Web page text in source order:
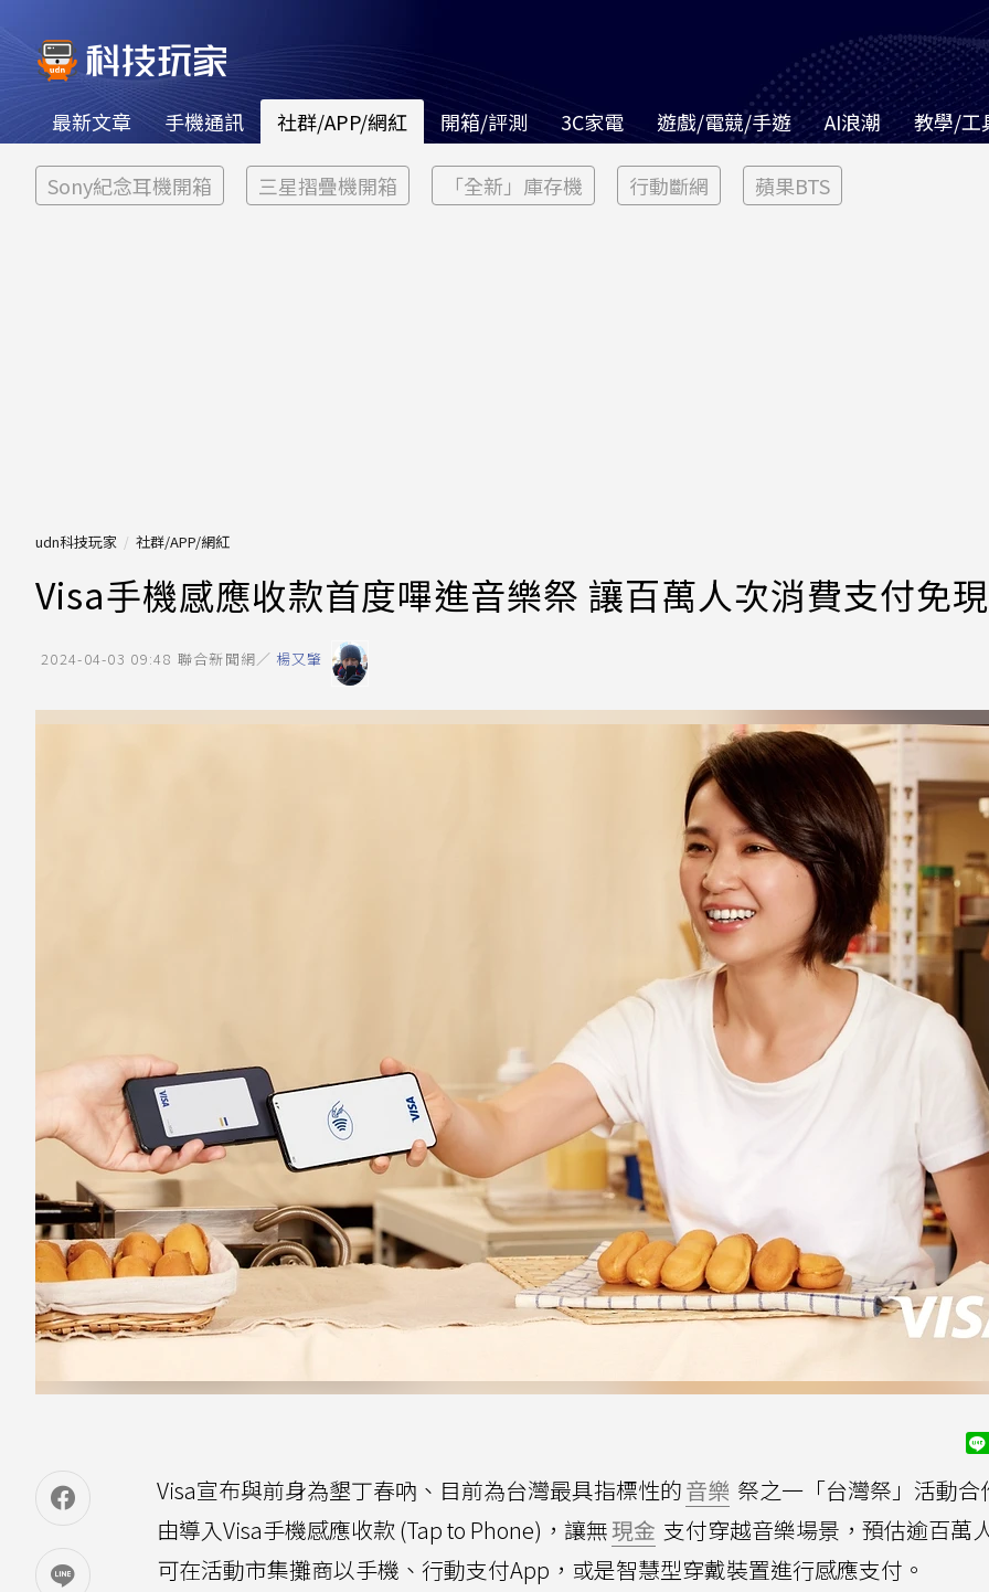
最新文章 手機通訊 社群/APP/網紅 開箱/評測 3C家電 遊戲/電競/手遊 AI浪潮 教學/工
Sony紀念耳機開箱 三星摺疊機開箱 「全新」庫存機 行動斷網 蘋果BTS
udn科技玩家 社群/APP/網紅
Visa手機感應收款首度嗶進音樂祭 讓百萬人次消費支付免
2024-04-03 09:48 聯合新聞網／ 楊又肇
Visa宣布與前身為墾丁春吶、目前為台灣最具指標性的音樂 祭之一「台灣祭」活動合
由導入Visa手機感應收款 (Tap to Phone)，讓無現金 支付穿越音樂場景，預估逾百萬
可在活動市集攤商以手機、行動支付App，或是智慧型穿戴裝置進行感應支付。